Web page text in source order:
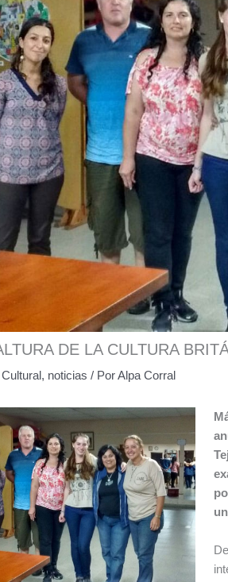
DE LA CULTURA
, noticias / PorAlpa Corral